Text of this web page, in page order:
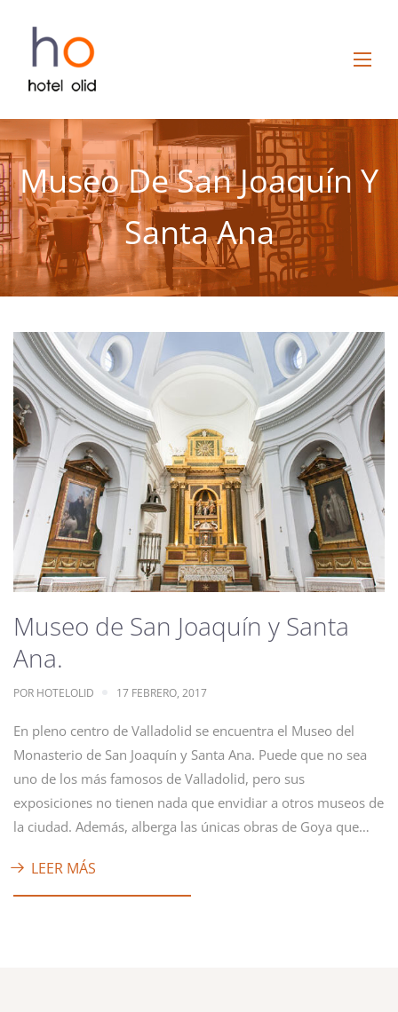
Museo De San Joaquín Y
Santa Ana
Museo de San Joaquín y Santa
Ana.
POR HOTELOLID 17 FEBRERO, 2017
En pleno centro de Valladolid se encuentra el Museo del
Monasterio de San Joaquín y Santa Ana. Puede que no sea
uno de los más famosos de Valladolid, pero sus
exposiciones no tienen nada que envidiar a otros museos de
la ciudad. Además, alberga las únicas obras de Goya que…
LEER MÁS